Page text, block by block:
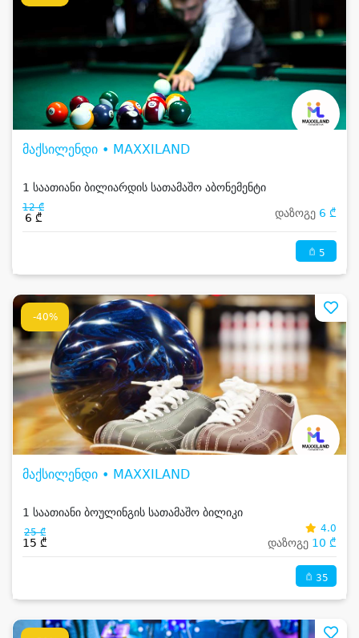
მაქსილენდი • MAXXILAND
1 საათიანი ბილიარდის სათამაშო აბონემენტი
12 ₾
6 ₾ დაზოგე 6 ₾
5
-40%
მაქსილენდი • MAXXILAND
1 საათიანი ბოულინგის სათამაშო ბილიკი
25 ₾
15 ₾
4.0
დაზოგე 10 ₾
35